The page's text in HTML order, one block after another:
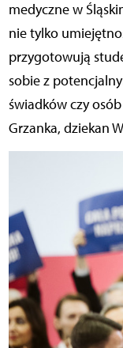
medyczne w
nie tylko
przygotowują
sobie z
świadków czy
Grzanka, dziekan